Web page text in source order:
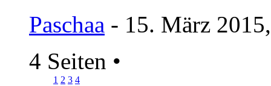
Paschaa - 15. März
4 Seiten •
1 2 3 4